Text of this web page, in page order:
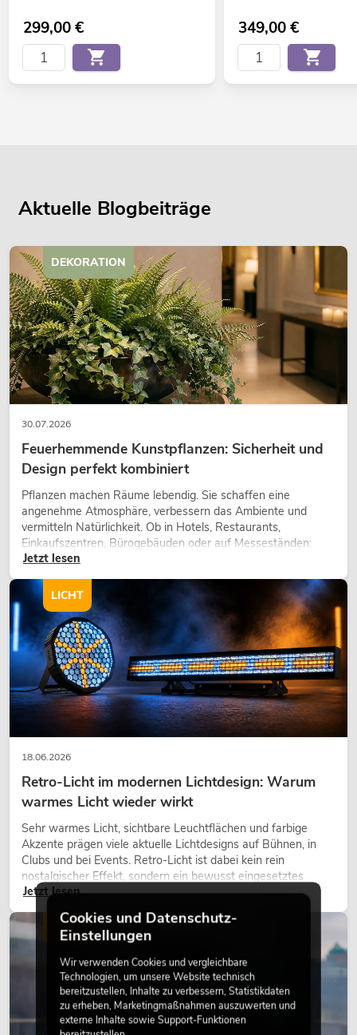
299,00€ 349,00€
Aktuelle Blogbeiträge
30.07.2026
Feuerhemmende Kunstpflanzen: Sicherheit und
Design perfekt kombiniert
Pflanzen machen Räume lebendig. Sie schaffen eine
angenehme Atmosphäre, verbessern das Ambiente und
vermitteln Natürlichkeit. Ob in Hotels, Restaurants,
Einkaufszentren, Bürogebäuden oder auf Messeständen:
eine hochwertige Begrünung gehört heute längst zum
Jetzt lesen
DEKORATION
18.06.2026
Retro-Licht im modernen Lichtdesign: Warum
warmes Licht wieder wirkt
Sehr warmes Licht, sichtbare Leuchtflächen und farbige
Akzente prägen viele aktuelle Lichtdesigns auf Bühnen, in
Clubs und bei Events. Retro-Licht ist dabei kein rein
nostalgischer Effekt, sondern ein bewusst eingesetztes
Gestaltungsmittel: Es schafft Atmosphäre, gibt Szenen
wirken lassen.
Jetzt lesen
LICHT
LICHT
Cookies und Datenschutz-
Einstellungen
Wir verwenden Cookies und vergleichbare
Technologien, um unsere Website technisch
bereitzustellen, Inhalte zu verbessern, Statistikdaten
zu erheben, Marketingmaßnahmen auszuwerten und
externe Inhalte sowie Support-Funktionen